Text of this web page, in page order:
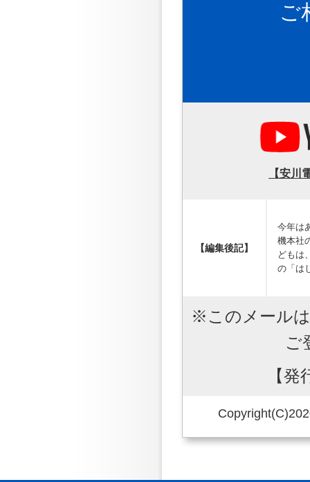
ご
【安川
【編集後記】
今年は
機本社
どもは
の「は
※このメール
ご
【